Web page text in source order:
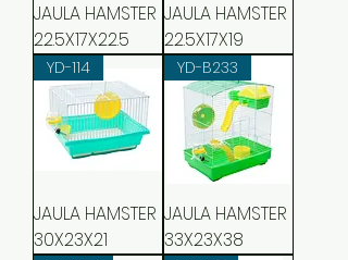
JAULA HAMSTER
22.5X17X22.5
JAULA HAMSTER
22.5X17X19
YD-114
JAULA HAMSTER
30X23X21
YD-B233
JAULA HAMSTER
33X23X38